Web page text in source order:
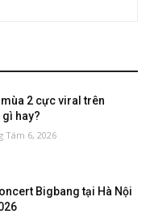
mùa 2 cực viral trên
hay?
Tám 6, 2026
Bigbang tại Hà Nội